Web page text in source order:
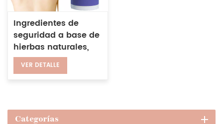
Ingredientes de
seguridad a base de
hierbas naturales,
crema iluminadora,
crema
el cuerpo
VER DETALLE
Categorías